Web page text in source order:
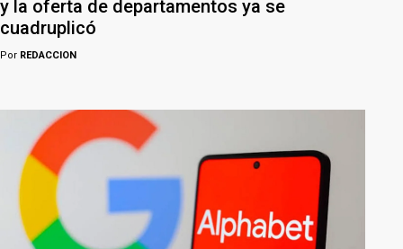
y la oferta de departamentos ya se
cuadruplicó
Por REDACCION